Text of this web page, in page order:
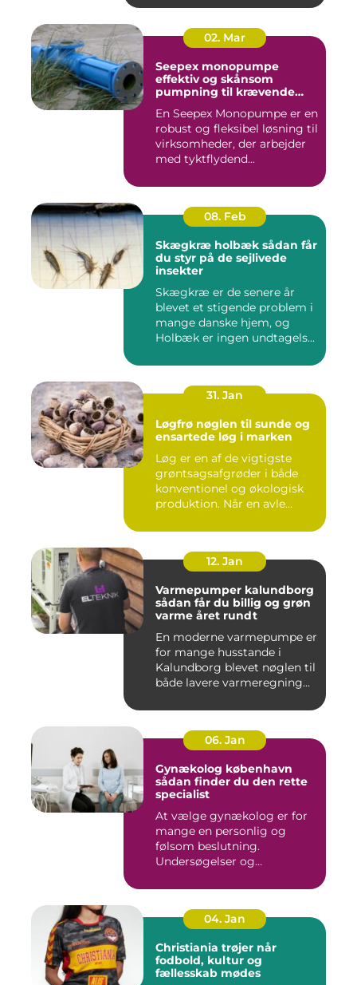
02. Mar
Seepex monopumpe
effektiv og skånsom
pumpning til krævende
En Seepex Monopumpe er en
robust og fleksibel løsning til
virksomheder, der arbejder
med tyktflydend...
08. Feb
Skægkræ holbæk sådan får
du styr på de sejlivede
insekter
Skægkræ er de senere år
blevet et stigende problem i
mange danske hjem, og
Holbæk er ingen undtagels...
31. Jan
Løgfrø nøglen til sunde og
ensartede løg i marken
Løg er en af de vigtigste
grøntsagsafgrøder i både
konventionel og økologisk
produktion. Når en avle...
12. Jan
Varmepumper kalundborg
sådan får du billig og grøn
varme året rundt
En moderne varmepumpe er
for mange husstande i
Kalundborg blevet nøglen til
både lavere varmeregning...
06. Jan
Gynækolog københavn
sådan finder du den rette
specialist
At vælge gynækolog er for
mange en personlig og
følsom beslutning.
Undersøgelser og
04. Jan
Christiania trøjer når
fodbold, kultur og
fællesskab mødes